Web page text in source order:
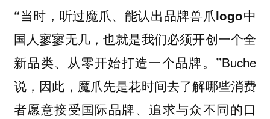
“当时，听过魔爪、能认出品牌兽爪logo中
国人寥寥无几，也就是我们必须开创一个全
新品类、从零开始打造一个品牌。”Buche
说，因此，魔爪先是花时间去了解哪些消费
者愿意接受国际品牌、追求与众不同的口